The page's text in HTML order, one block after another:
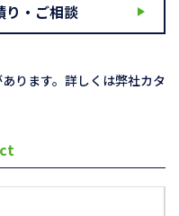
り・ご相談
ります。詳しくは弊社カタ